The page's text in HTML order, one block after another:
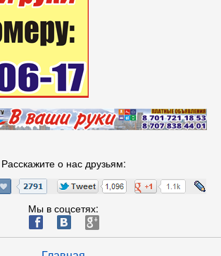
Расскажите о нас друзьям:
Мы в соцсетях:
ä æ è